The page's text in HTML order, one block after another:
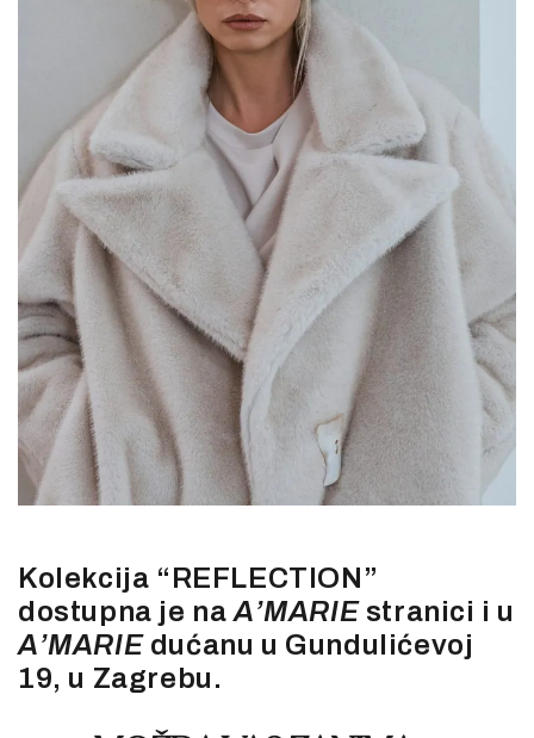
Kolekcija “REFLECTION”
dostupna je naA’MARIEstranici i u
A’MARIEdućanu u Gundulićevoj
19, u Zagrebu.